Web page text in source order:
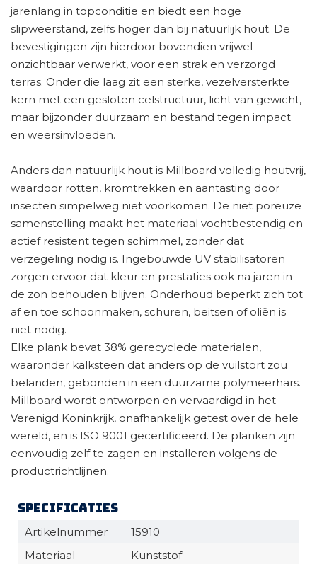
jarenlang in topconditie en biedt een hoge
slipweerstand, zelfs hoger dan bij natuurlijk hout. De
bevestigingen zijn hierdoor bovendien vrijwel
onzichtbaar verwerkt, voor een strak en verzorgd
terras. Onder die laag zit een sterke, vezelversterkte
kern met een gesloten celstructuur, licht van gewicht,
maar bijzonder duurzaam en bestand tegen impact
en weersinvloeden.
Anders dan natuurlijk hout is Millboard volledig houtvrij,
waardoor rotten, kromtrekken en aantasting door
insecten simpelweg niet voorkomen. De niet poreuze
samenstelling maakt het materiaal vochtbestendig en
actief resistent tegen schimmel, zonder dat
verzegeling nodig is. Ingebouwde UV stabilisatoren
zorgen ervoor dat kleur en prestaties ook na jaren in
de zon behouden blijven. Onderhoud beperkt zich tot
af en toe schoonmaken, schuren, beitsen of oliën is
niet nodig.
Elke plank bevat 38% gerecyclede materialen,
waaronder kalksteen dat anders op de vuilstort zou
belanden, gebonden in een duurzame polymeerhars.
Millboard wordt ontworpen en vervaardigd in het
Verenigd Koninkrijk, onafhankelijk getest over de hele
wereld, en is ISO 9001 gecertificeerd. De planken zijn
eenvoudig zelf te zagen en installeren volgens de
productrichtlijnen.
Specificaties
Artikelnummer
15910
Materiaal
Kunststof